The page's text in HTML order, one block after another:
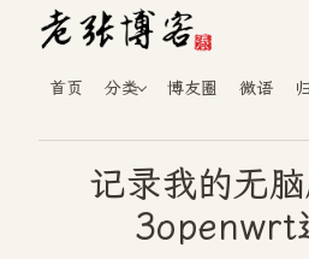
首页 分类 博友圈 微语
记录我的无
3openwrt